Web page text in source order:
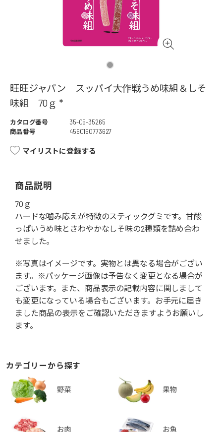
旺旺ジャパン スッパイ大作戦うめ味組＆しそ
味組 70ｇ *
カタログ番号
35-05-35265
商品番号
4560160773627
マイリストに登録する
商品説明
70ｇ
ハードな噛み応えが特徴のスティックグミです。甘酸
っぱいうめ味とさわやかなしそ味の2種類を詰め合わ
せました。
※写真はイメージです。実物とは異なる場合がござい
ます。※パッケージ画像は予告なく変更となる場合が
ございます。また、商品表示の記載内容に関しまして
も変更になっている場合もございます。お手元に届き
ました商品の表示をご確認いただきますようお願いし
ます。
カテゴリーから探す